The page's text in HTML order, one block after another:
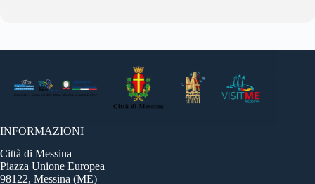
INFORMAZIONI
Città di Messina
Piazza Unione Europea
98122, Messina (ME)